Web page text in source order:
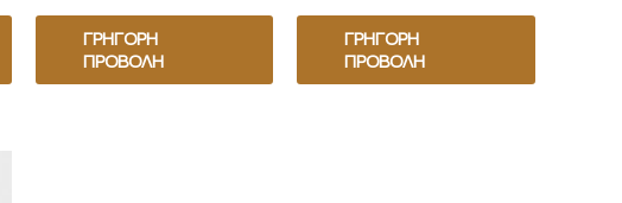
ΓΡΉΓΟΡΗ
ΠΡΟΒΟΛΉ
ΓΡΉΓΟΡΗ
ΠΡΟΒΟΛΉ